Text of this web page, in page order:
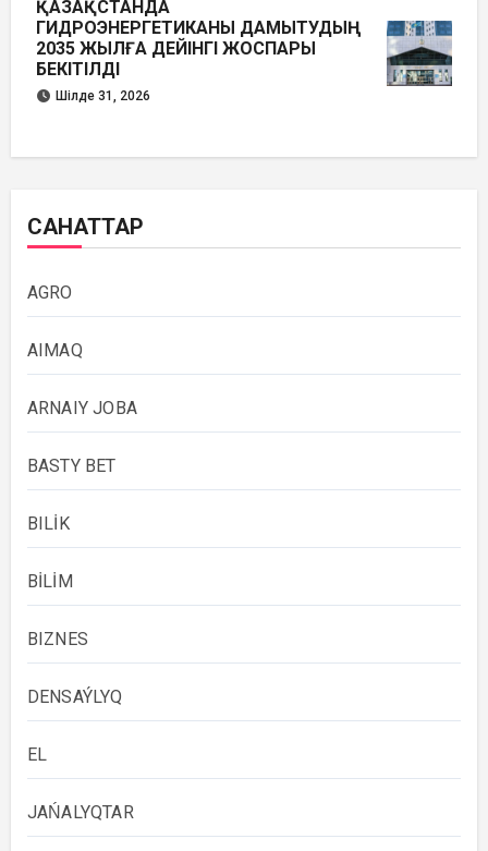
ҚАЗАҚСТАНДА
ГИДРОЭНЕРГЕТИКАНЫ ДАМЫТУДЫҢ
2035 ЖЫЛҒА ДЕЙІНГІ ЖОСПАРЫ
БЕКІТІЛДІ
Шілде 31, 2026
САНАТТАР
AGRO
AIMAQ
ARNAIY JOBA
BASTY BET
BILİK
BİLİM
BIZNES
DENSAÝLYQ
EL
JAŃALYQTAR